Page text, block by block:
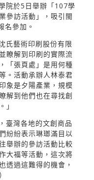
院於5日舉辦「107學
參訪活動」，吸引閩
名參加。
氏藝術印刷股份有限
瞭解到印刷的實際流
「張頁處」是用何種
。活動承辦人林泰君
象是夕陽產業，規模
解到他們也在尋找創
」
臺灣各地的文創商品
紛紛表示琳瑯滿目以
舉辦的參訪活動比較
大福等活動，這次將
透過這難得的機會，